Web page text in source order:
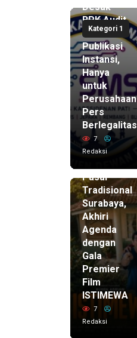
Kategori 1
Desak
BPK Audit
Dana
Publikasi
Instansi,
Hanya
untuk
Perusahaan
Pers
Berlegalitas
7
Redaksi
15 jam lalu
Ketum
DPP
IKAPPI
Pasar
Tradisional
Surabaya,
Akhiri
Agenda
dengan
Gala
Premier
Film
ISTIMEWA
7
Redaksi